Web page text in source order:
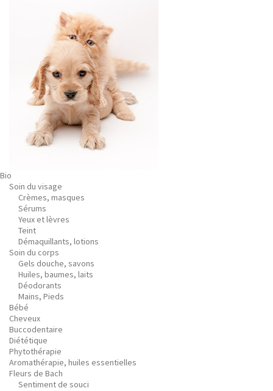
Bio
Soin du visage
Crèmes, masques
Sérums
Yeux et lèvres
Teint
Démaquillants, lotions
Soin du corps
Gels douche, savons
Huiles, baumes, laits
Déodorants
Mains, Pieds
Bébé
Cheveux
Buccodentaire
Diététique
Phytothérapie
Aromathérapie, huiles essentielles
Fleurs de Bach
Sentiment de souci